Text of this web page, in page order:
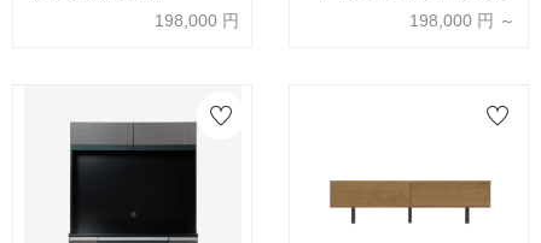
198,000 円 198,000 円 ～